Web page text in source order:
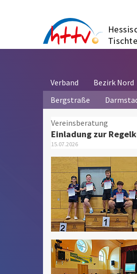
Verband Bezirk Nord
Bergstraße
Offenbach
Vereinsberatung
Einladung zur
15.07.2026